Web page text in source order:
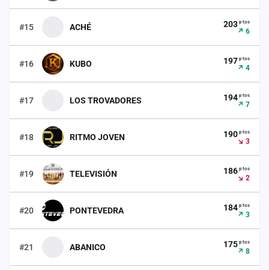
#15 ACHÉ ↗ 6
203 ptos
#16 KUBO ↗ 4
197 ptos
#17 LOS TROVADORES ↗ 7
194 ptos
#18 RITMO JOVEN ↘ 3
190 ptos
#19 TELEVISIÓN ↘ 2
186 ptos
#20 PONTEVEDRA ↗ 3
184 ptos
#21 ABANICO ↗ 8
175 ptos